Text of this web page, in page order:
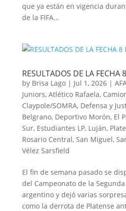
que ya están en vigencia
de la FIFA...
RESULTADOS DE LA FECHA
by Brisa Lago| Jul 1, 2026|
Juniors, Atlético Rafaela,
Claypole/SOMRA, Defensa y
Belgrano, Deportivo Morón, El
Sur, Estudiantes LP, Luján,
Rosario Central, San Miguel,
Vélez Sarsfield
El fin de semana pasado se
del Campeonato de la
argentino y dejó varias
como la derrota de Platense